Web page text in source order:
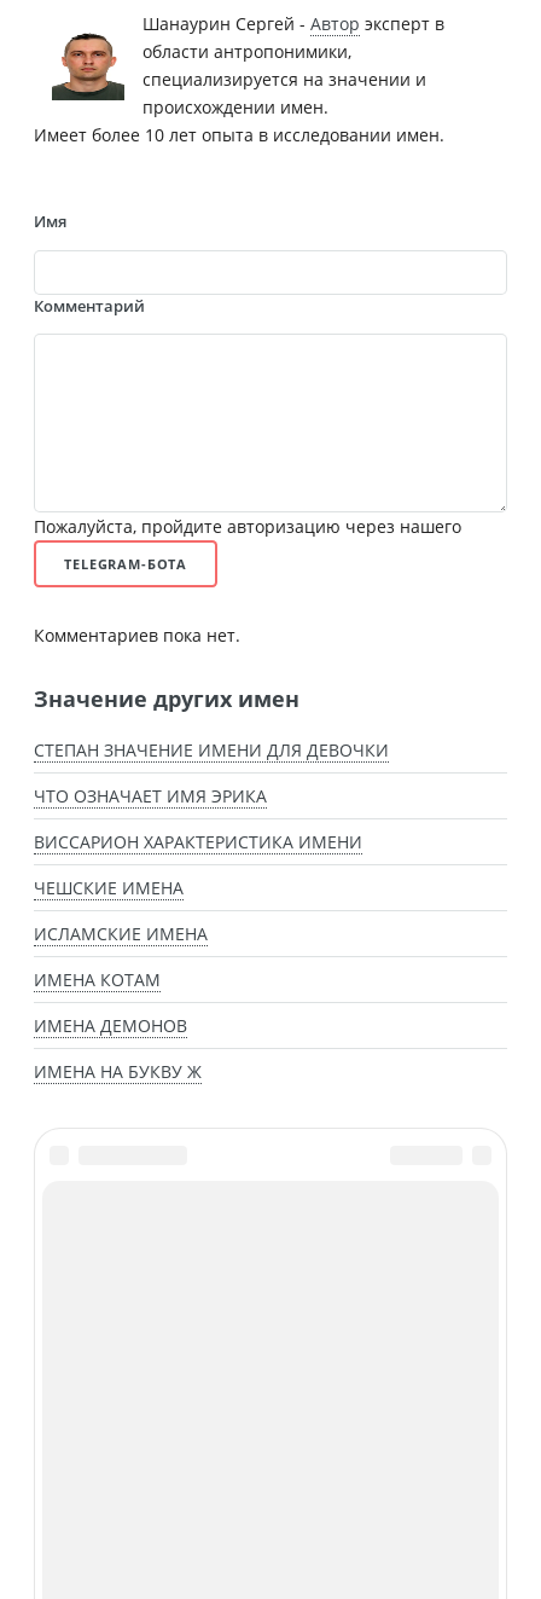
Шанаурин Сергей - Автор эксперт в
области антропонимики,
специализируется на значении и
происхождении имен.
Имеет более 10 лет опыта в исследовании имен.
Имя
Комментарий
Пожалуйста, пройдите авторизацию через нашего
TELEGRAM-БОТА
Комментариев пока нет.
Значение других имен
СТЕПАН ЗНАЧЕНИЕ ИМЕНИ ДЛЯ ДЕВОЧКИ
ЧТО ОЗНАЧАЕТ ИМЯ ЭРИКА
ВИССАРИОН ХАРАКТЕРИСТИКА ИМЕНИ
ЧЕШСКИЕ ИМЕНА
ИСЛАМСКИЕ ИМЕНА
ИМЕНА КОТАМ
ИМЕНА ДЕМОНОВ
ИМЕНА НА БУКВУ Ж